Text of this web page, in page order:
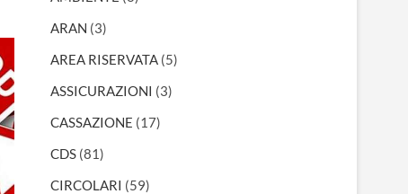
ARAN (3)
AREA RISERVATA (5)
ASSICURAZIONI (3)
CASSAZIONE (17)
CDS (81)
CIRCOLARI (59)